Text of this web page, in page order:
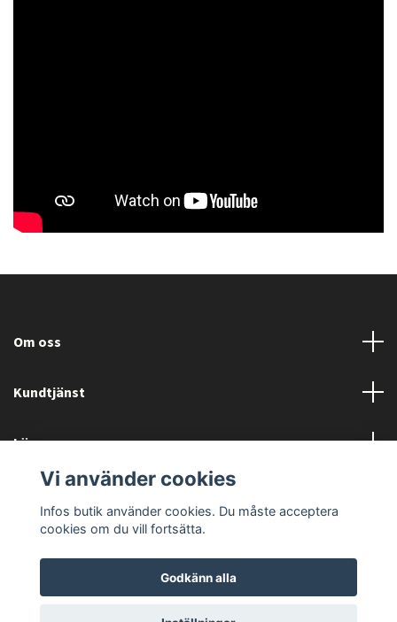
Om oss
Kundtjänst
Läs mer
Sociala medier
© 2026 ATV BUTIKEN
Vi använder cookies
Infos butik använder cookies. Du måste acceptera
cookies om du vill fortsätta.
Godkänn alla